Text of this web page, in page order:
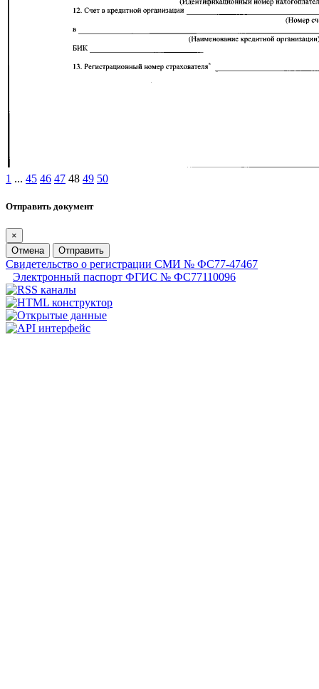
1 ... 45 46 47 48 49 50
Отправить документ
×
Отмена
Отправить
Свидетельство о регистрации СМИ № ФС77-47467
Электронный паспорт ФГИС № ФС77110096